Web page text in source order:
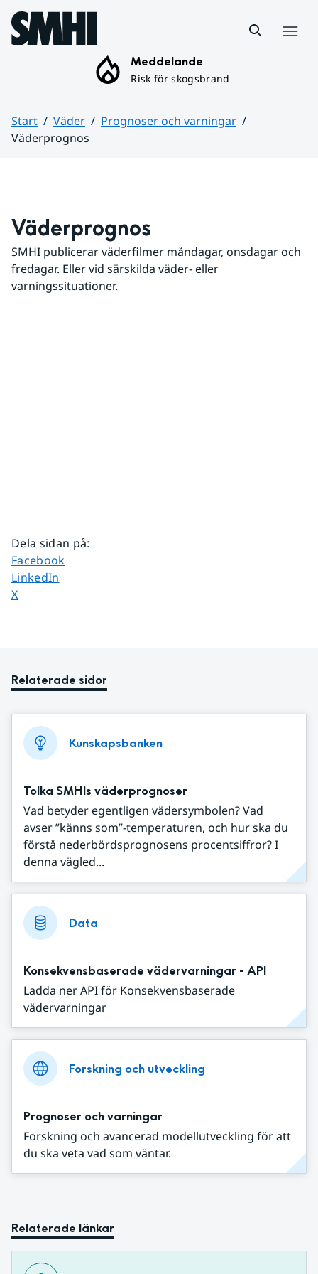
Hoppa till sidans innehåll
Meddelande
Risk för skogsbrand
Start Väder
Prognoser och varningar
Väderprognos
Väderprognos
SMHI publicerar väderfilmer måndagar, onsdagar och
fredagar. Eller vid särskilda väder- eller
varningssituationer.
Dela sidan på:
Dela sidan på
Facebook
Dela sidan på
LinkedIn
Dela sidan på
X
Relaterade sidor
Kunskapsbanken
Tolka SMHIs väderprognoser
Vad betyder egentligen vädersymbolen? Vad
avser ”känns som”-temperaturen, och hur ska du
förstå nederbördsprognosens procentsiffror? I
denna vägled...
Data
Konsekvensbaserade vädervarningar - API
Ladda ner API för Konsekvensbaserade
vädervarningar
Forskning och utveckling
Prognoser och varningar
Forskning och avancerad modellutveckling för att
du ska veta vad som väntar.
Relaterade länkar